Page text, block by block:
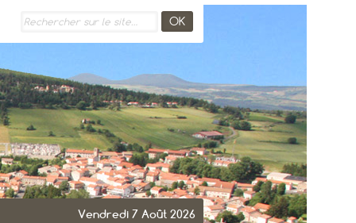
Vendredi 7 Août 2026